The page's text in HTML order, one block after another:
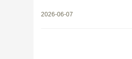
2026-06-07